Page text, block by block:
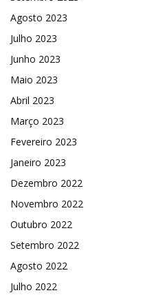
Agosto 2023
Julho 2023
Junho 2023
Maio 2023
Abril 2023
Março 2023
Fevereiro 2023
Janeiro 2023
Dezembro 2022
Novembro 2022
Outubro 2022
Setembro 2022
Agosto 2022
Julho 2022